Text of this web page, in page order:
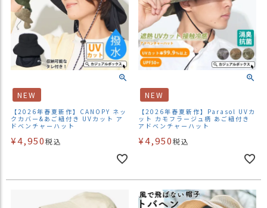
NEW
【2026年春夏新作】CANOPY ネッ
クカバー&あご紐付き UVカット ア
ドベンチャーハット
¥4,950税込
NEW
【2026年春夏新作】Parasol UVカ
ット カモフラージュ柄 あご紐付き
アドベンチャーハット
¥4,950税込